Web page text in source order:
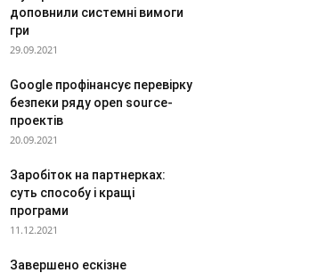
доповнили системні вимоги
гри
29.09.2021
Google профінансує перевірку
безпеки ряду open source-
проектів
20.09.2021
Заробіток на партнерках:
суть способу і кращі
програми
11.12.2021
Завершено ескізне